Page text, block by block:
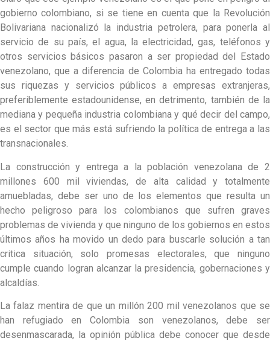
gobierno colombiano, si se tiene en cuenta que la Revolución
Bolivariana nacionalizó la industria petrolera, para ponerla al
servicio de su país, el agua, la electricidad, gas, teléfonos y
otros servicios básicos pasaron a ser propiedad del Estado
venezolano, que a diferencia de Colombia ha entregado todas
sus riquezas y servicios públicos a empresas extranjeras,
preferiblemente estadounidense, en detrimento, también de la
mediana y pequeña industria colombiana y qué decir del campo,
es el sector que más está sufriendo la política de entrega a las
transnacionales.
La construcción y entrega a la población venezolana de 2
millones 600 mil viviendas, de alta calidad y totalmente
amuebladas, debe ser uno de los elementos que resulta un
hecho peligroso para los colombianos que sufren graves
problemas de vivienda y que ninguno de los gobiernos en estos
últimos años ha movido un dedo para buscarle solución a tan
critica situación, solo promesas electorales, que ninguno
cumple cuando logran alcanzar la presidencia, gobernaciones y
alcaldías.
La falaz mentira de que un millón 200 mil venezolanos que se
han refugiado en Colombia son venezolanos, debe ser
desenmascarada, la opinión pública debe conocer que desde